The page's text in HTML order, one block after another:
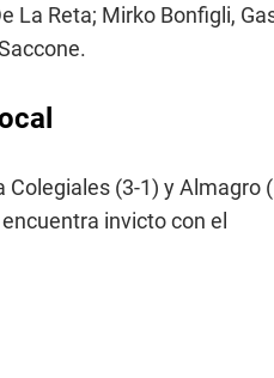
La Reta; Mirko Bonfigli,
(3-1) y Almagro
invicto con el